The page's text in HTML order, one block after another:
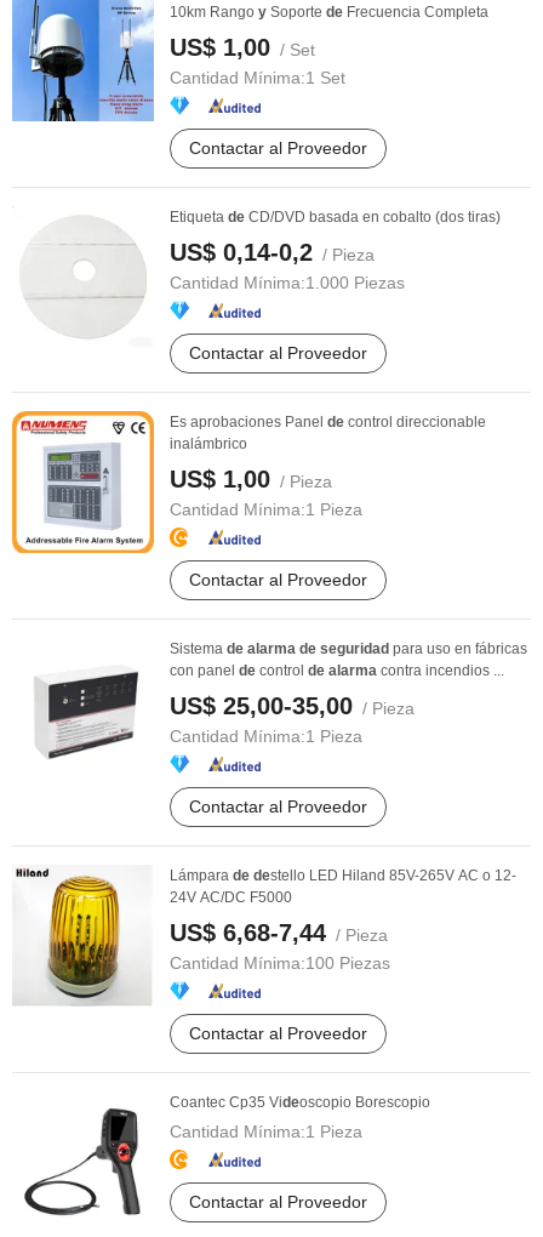
10km Rango y Soporte de Frecuencia Completa
US$ 1,00 / Set
Cantidad Mínima:1 Set
Contactar al Proveedor
Etiqueta de CD/DVD basada en cobalto (dos tiras)
US$ 0,14-0,2 / Pieza
Cantidad Mínima:1.000 Piezas
Contactar al Proveedor
Es aprobaciones Panel de control direccionable
inalámbrico
US$ 1,00 / Pieza
Cantidad Mínima:1 Pieza
Contactar al Proveedor
Sistema de alarma de seguridad para uso en fábricas
con panel de control de alarma contra incendios ...
US$ 25,00-35,00 / Pieza
Cantidad Mínima:1 Pieza
Contactar al Proveedor
Lámpara de destello LED Hiland 85V-265V AC o 12-
24V AC/DC F5000
US$ 6,68-7,44 / Pieza
Cantidad Mínima:100 Piezas
Contactar al Proveedor
Coantec Cp35 Videoscopio Borescopio
Cantidad Mínima:1 Pieza
Contactar al Proveedor